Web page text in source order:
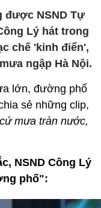
NSND Tự
Lý hát trong
chế 'kinh điển',
ngập Hà Nội.
lớn, đường phố
sẻ những clip,
mưa tràn nước,
NSND Công Lý
phố":